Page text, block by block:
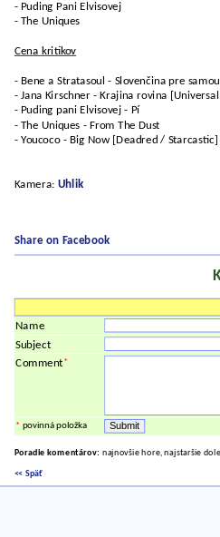
- Puding Pani Elvisovej
- The Uniques
Cena kritikov
- Bene a Stratasoul - Slovenčina pre
- Jana Kirschner - Krajina rovina
- Puding pani Elvisovej - Pí
- The Uniques - From The Dust
- Youcoco - Big Now [Deadred / Starcastic]
Kamera: Uhlik
Share on Facebook
Name
Subject
Comment*
* povinná položka
Poradie komentárov: najnovšie hore, najstaršie dole
<< Späť